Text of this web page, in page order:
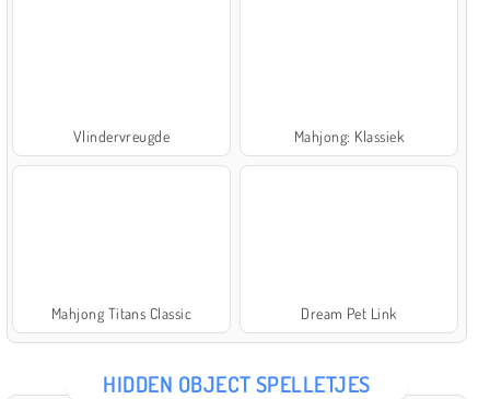
Vlindervreugde Mahjong: Klassiek
Mahjong Titans Classic Dream Pet Link
HIDDEN OBJECT SPELLETJES